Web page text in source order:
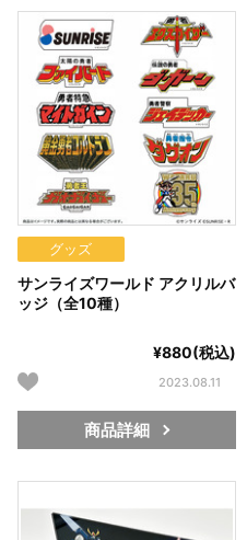
グッズ
サンライズワールド アクリルバ
ッジ（全10種）
¥880(税込)
2023.08.11
商品詳細